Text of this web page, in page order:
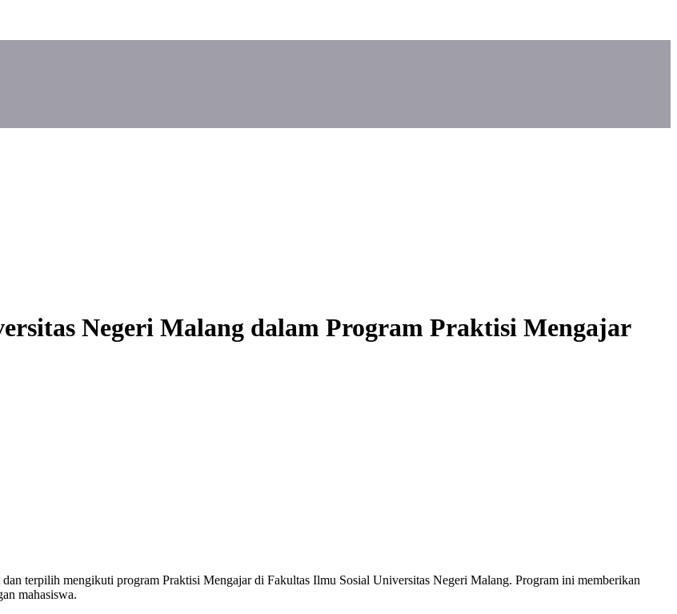
Negeri Malang dalam Program Praktisi Mengajar
terpilih mengikuti program Praktisi Mengajar di Fakultas Ilmu Sosial Universitas Negeri Malang. Program ini memberikan
mahasiswa.